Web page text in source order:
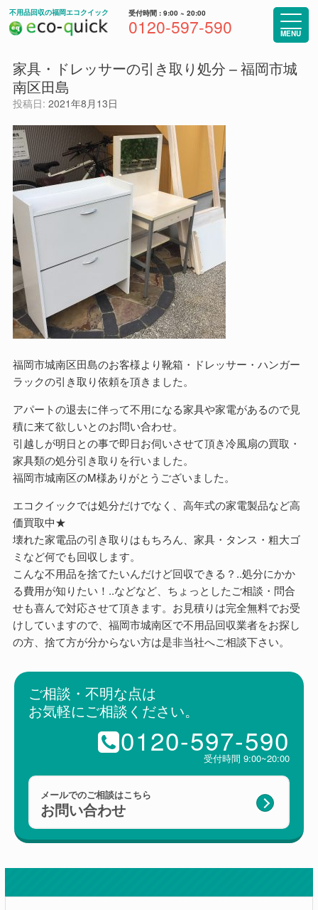
不用品回収の福岡エコクイック 受付時間 : 9:00 ~ 20:00
0120-597-590
家具・ドレッサーの引き取り処分 – 福岡市城
南区田島
投稿日: 2021年8月13日
福岡市城南区田島のお客様より靴箱・ドレッサー・ハンガー
ラックの引き取り依頼を頂きました。
アパートの退去に伴って不用になる家具や家電があるので見
積に来て欲しいとのお問い合わせ。
引越しが明日との事で即日お伺いさせて頂き冷風扇の買取・
家具類の処分引き取りを行いました。
福岡市城南区のM様ありがとうございました。
エコクイックでは処分だけでなく、高年式の家電製品など高
価買取中★
壊れた家電品の引き取りはもちろん、家具・タンス・粗大ゴ
ミなど何でも回収します。
こんな不用品を捨てたいんだけど回収できる？..処分にかか
る費用が知りたい！..などなど、ちょっとしたご相談・問合
せも喜んで対応させて頂きます。お見積りは完全無料でお受
けしていますので、福岡市城南区で不用品回収業者をお探し
の方、捨て方が分からない方は是非当社へご相談下さい。
ご相談・不明な点は
お気軽にご相談ください。
0120-597-590
受付時間 9:00~20:00
メールでのご相談はこちら
お問い合わせ
MENU